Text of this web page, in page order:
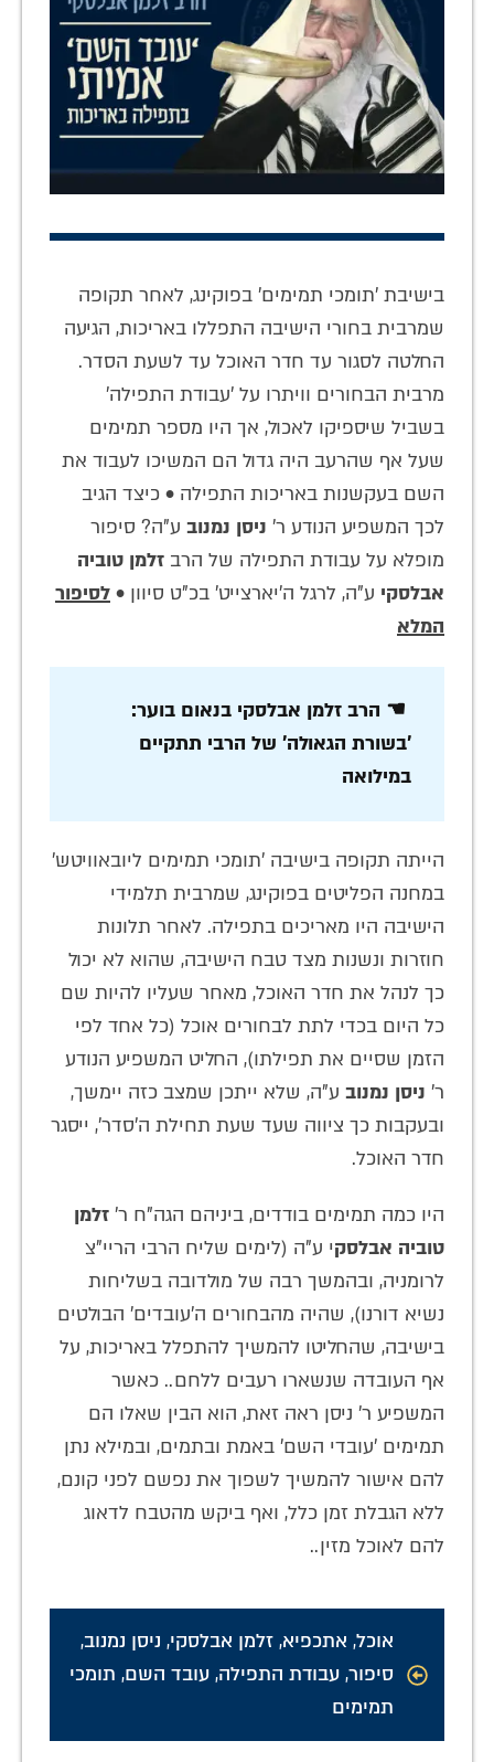
בישיבת 'תומכי תמימים' בפוקינג, לאחר תקופה
שמרבית בחורי הישיבה התפללו באריכות, הגיעה
החלטה לסגור עד חדר האוכל עד לשעת הסדר.
מרבית הבחורים וויתרו על 'עבודת התפילה'
בשביל שיספיקו לאכול, אך היו מספר תמימים
שעל אף שהרעב היה גדול הם המשיכו לעבוד את
השם בעקשנות באריכות התפילה • כיצד הגיב
לכך המשפיע הנודע ר' ניסן נמנוב ע"ה? סיפור
מופלא על עבודת התפילה של הרב זלמן טוביה
אבלסקי ע"ה, לרגל ה'יארצייט' בכ"ט סיוון • לסיפור
המלא
☚ הרב זלמן אבלסקי בנאום בוער:
'בשורת הגאולה' של הרבי תתקיים
במילואה
הייתה תקופה בישיבה 'תומכי תמימים ליובאוויטש'
במחנה הפליטים בפוקינג, שמרבית תלמידי
הישיבה היו מאריכים בתפילה. לאחר תלונות
חוזרות ונשנות מצד טבח הישיבה, שהוא לא יכול
כך לנהל את חדר האוכל, מאחר שעליו להיות שם
כל היום בכדי לתת לבחורים אוכל (כל אחד לפי
הזמן שסיים את תפילתו), החליט המשפיע הנודע
ר' ניסן נמנוב ע"ה, שלא ייתכן שמצב כזה יימשך,
ובעקבות כך ציווה שעד שעת תחילת ה'סדר', ייסגר
חדר האוכל.
היו כמה תמימים בודדים, ביניהם הגה"ח ר' זלמן
טוביה אבלסקי ע"ה (לימים שליח הרבי הריי"צ
לרומניה, ובהמשך רבה של מולדובה בשליחות
נשיא דורנו), שהיה מהבחורים ה'עובדים' הבולטים
בישיבה, שהחליטו להמשיך להתפלל באריכות, על
אף העובדה שנשארו רעבים ללחם.. כאשר
המשפיע ר' ניסן ראה זאת, הוא הבין שאלו הם
תמימים 'עובדי השם' באמת ובתמים, ובמילא נתן
להם אישור להמשיך לשפוך את נפשם לפני קונם,
ללא הגבלת זמן כלל, ואף ביקש מהטבח לדאוג
להם לאוכל מזין..
אוכל, אתכפיא, זלמן אבלסקי, ניסן נמנוב,
סיפור, עבודת התפילה, עובד השם, תומכי
תמימים